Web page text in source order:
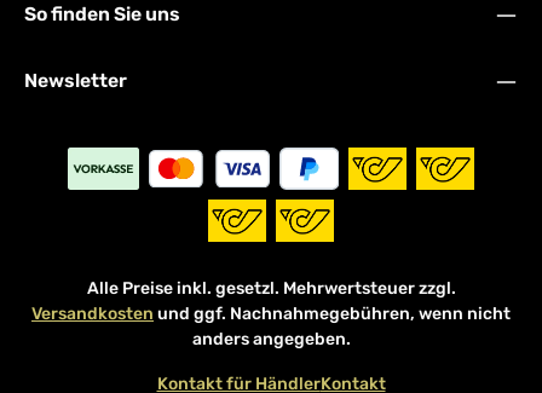
So finden Sie uns
Newsletter
Alle Preise inkl. gesetzl. Mehrwertsteuer zzgl.
Versandkosten und ggf. Nachnahmegebühren, wenn nicht
anders angegeben.
Kontakt für HändlerKontakt